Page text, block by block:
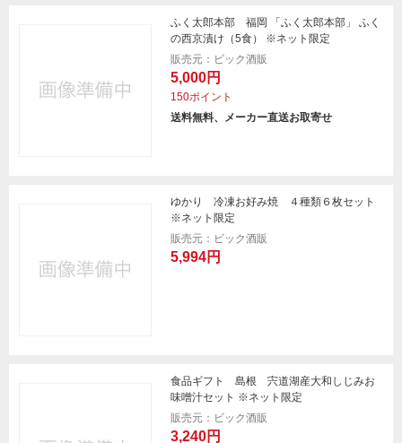
ふく太郎本部 福岡 「ふく太郎本部」 ふく
の西京漬け（5食） ※ネット限定
販売元：ビック酒販
5,000円
150ポイント
送料無料、メーカー直送お取寄せ
ゆかり 冷凍お好み焼 ４種類６枚セット
※ネット限定
販売元：ビック酒販
5,994円
食品ギフト 島根 宍道湖産大和しじみお
味噌汁セット ※ネット限定
販売元：ビック酒販
3,240円